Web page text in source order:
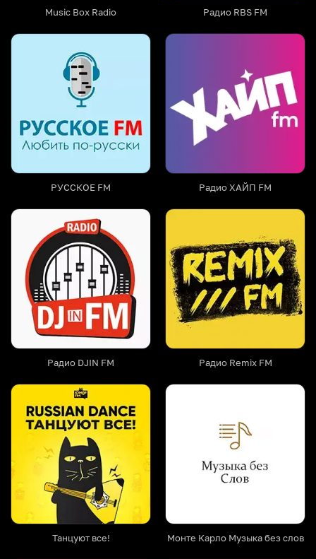
Music Box Radio Радио RBS FM
РУССКОЕ FM Радио ХАЙП FM
Радио DJIN FM Радио Remix FM
Танцуют все! Монте Карло Музыка без слов